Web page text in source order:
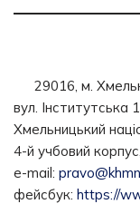
29016, м.
вул. Інститутська
Хмельницький
4-й учбовий
e-mail:
фейсбук: https://